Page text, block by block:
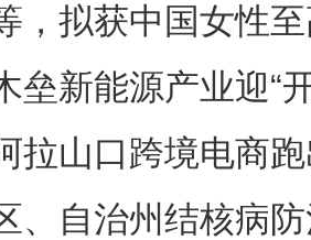
，拟获中国女性
垒新能源产业迎“
拉山口跨境电商跑
、自治州结核病